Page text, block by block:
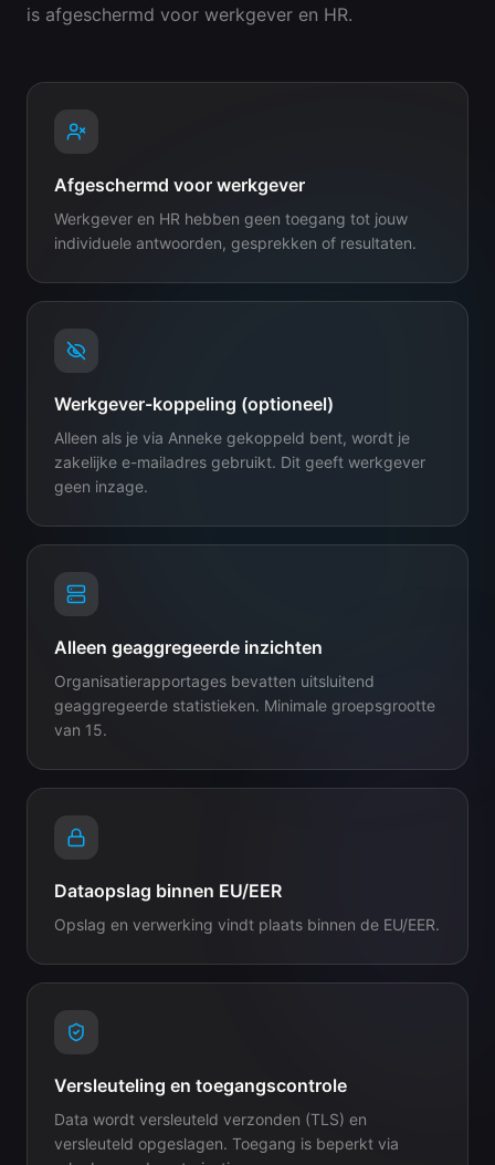
is afgeschermd voor werkgever en HR.
Afgeschermd voor werkgever
Werkgever en HR hebben geen toegang tot jouw
individuele antwoorden, gesprekken of resultaten.
Werkgever-koppeling (optioneel)
Alleen als je via Anneke gekoppeld bent, wordt je
zakelijke e-mailadres gebruikt. Dit geeft werkgever
geen inzage.
Alleen geaggregeerde inzichten
Organisatierapportages bevatten uitsluitend
geaggregeerde statistieken. Minimale groepsgrootte
van 15.
Dataopslag binnen EU/EER
Opslag en verwerking vindt plaats binnen de EU/EER.
Versleuteling en toegangscontrole
Data wordt versleuteld verzonden (TLS) en
versleuteld opgeslagen. Toegang is beperkt via